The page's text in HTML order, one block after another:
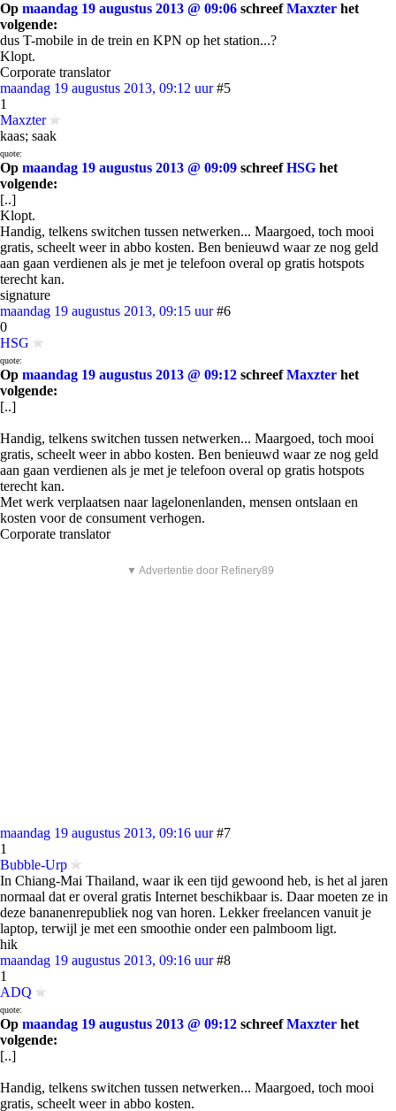
Op maandag 19 augustus 2013 @ 09:06 schreefMaxzter het
volgende:
dus T-mobile in de trein en KPN op het station...?
Klopt.
Corporate translator
maandag 19 augustus 2013, 09:12 uur #5
1
Maxzter
kaas; saak
quote:
Op maandag 19 augustus 2013 @ 09:09 schreefHSG het
volgende:
[..]
Klopt.
Handig, telkens switchen tussen netwerken... Maargoed, toch mooi
gratis, scheelt weer in abbo kosten. Ben benieuwd waar ze nog geld
aan gaan verdienen als je met je telefoon overal op gratis hotspots
terecht kan.
signature
maandag 19 augustus 2013, 09:15 uur #6
0
HSG
quote:
Op maandag 19 augustus 2013 @ 09:12 schreefMaxzter het
volgende:
[..]
Handig, telkens switchen tussen netwerken... Maargoed, toch mooi
gratis, scheelt weer in abbo kosten. Ben benieuwd waar ze nog geld
aan gaan verdienen als je met je telefoon overal op gratis hotspots
terecht kan.
Met werk verplaatsen naar lagelonenlanden, mensen ontslaan en
kosten voor de consument verhogen.
Corporate translator
▼ Advertentie door Refinery89
maandag 19 augustus 2013, 09:16 uur #7
1
Bubble-Urp
In Chiang-Mai Thailand, waar ik een tijd gewoond heb, is het al jaren
normaal dat er overal gratis Internet beschikbaar is. Daar moeten ze in
deze bananenrepubliek nog van horen. Lekker freelancen vanuit je
laptop, terwijl je met een smoothie onder een palmboom ligt.
hik
maandag 19 augustus 2013, 09:16 uur #8
1
ADQ
quote:
Op maandag 19 augustus 2013 @ 09:12 schreefMaxzter het
volgende:
[..]
Handig, telkens switchen tussen netwerken... Maargoed, toch mooi
gratis, scheelt weer in abbo kosten.